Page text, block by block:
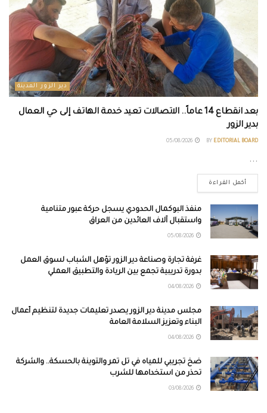
دير الزور المدينة
بعد انقطاع 14 عاماً.. الاتصالات تعيد خدمة الهاتف إلى حي العمال
بدير الزور
BY EDITORIAL BOARD
...
أكمل القراءة
منفذ البوكمال الحدودي يسجل حركة عبور متنامية
واستقبال آلاف العائدين من العراق
غرفة تجارة وصناعة دير الزور تؤهل الشباب لسوق العمل
بدورة تدريبية تجمع بين الريادة والتطبيق العملي
مجلس مدينة دير الزور يصدر تعليمات جديدة لتنظيم أعمال
البناء وتعزيز السلامة العامة
ضخ تجريبي للمياه في تل تمر والتوينة بالحسكة.. والشركة
تحذر من استخدامها للشرب